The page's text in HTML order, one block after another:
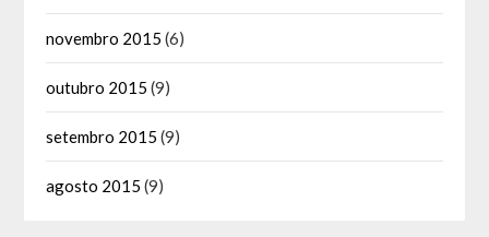
novembro 2015 (6)
outubro 2015 (9)
setembro 2015 (9)
agosto 2015 (9)